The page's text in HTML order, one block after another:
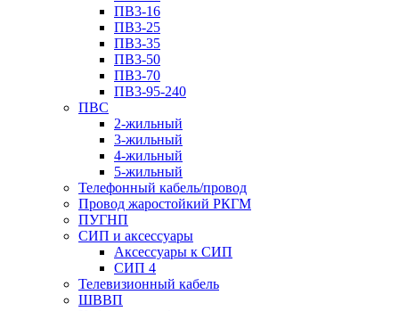
ПВ3-16
ПВ3-25
ПВ3-35
ПВ3-50
ПВ3-70
ПВ3-95-240
ПВС
2-жильный
3-жильный
4-жильный
5-жильный
Телефонный кабель/провод
Провод жаростойкий РКГМ
ПУГНП
СИП и аксессуары
Аксессуары к СИП
СИП 4
Телевизионный кабель
ШВВП